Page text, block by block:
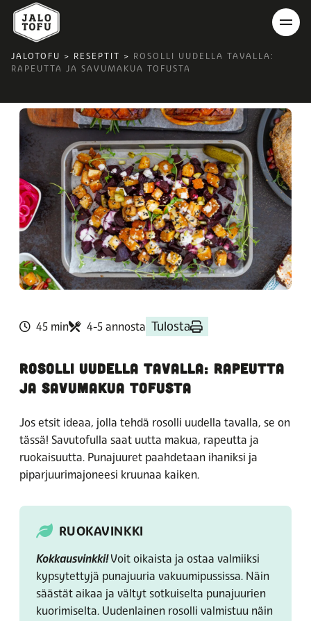
JALOTOFU > RESEPTIT > ROSOLLI UUDELLA TAVALLA:
RAPEUTTA JA SAVUMAKUA TOFUSTA
45 min 4-5 annosta Tulosta
ROSOLLI UUDELLA TAVALLA: RAPEUTTA
JA SAVUMAKUA TOFUSTA
Jos etsit ideaa, jolla tehdä rosolli uudella tavalla, se on
tässä! Savutofulla saat uutta makua, rapeutta ja
ruokaisuutta. Punajuuret paahdetaan ihaniksi ja
piparjuurimajoneesi kruunaa kaiken.
RUOKAVINKKI
Kokkausvinkki! Voit oikaista ja ostaa valmiiksi
kypsytettyjä punajuuria vakuumipussissa. Näin
säästät aikaa ja vältyt sotkuiselta punajuurien
kuorimiselta. Uudenlainen rosolli valmistuu näin